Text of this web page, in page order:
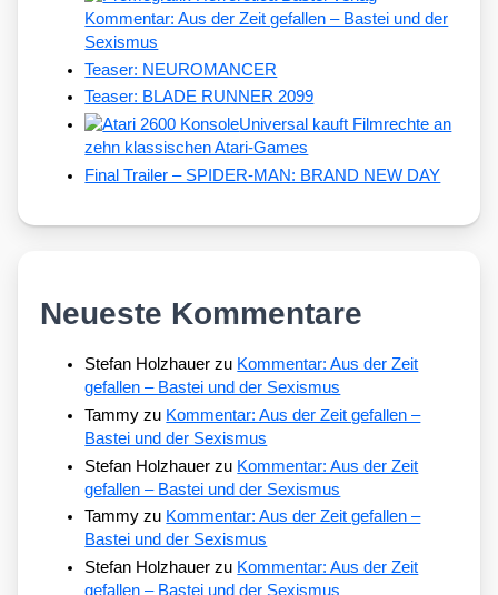
Kommentar: Aus der Zeit gefallen – Bastei und der
Sexismus
Teaser: NEUROMANCER
Teaser: BLADE RUNNER 2099
Universal kauft Filmrechte an
zehn klassischen Atari-Games
Final Trailer – SPIDER-MAN: BRAND NEW DAY
Neueste Kommentare
Stefan Holzhauer zu Kommentar: Aus der Zeit
gefallen – Bastei und der Sexismus
Tammy zu Kommentar: Aus der Zeit gefallen –
Bastei und der Sexismus
Stefan Holzhauer zu Kommentar: Aus der Zeit
gefallen – Bastei und der Sexismus
Tammy zu Kommentar: Aus der Zeit gefallen –
Bastei und der Sexismus
Stefan Holzhauer zu Kommentar: Aus der Zeit
gefallen – Bastei und der Sexismus